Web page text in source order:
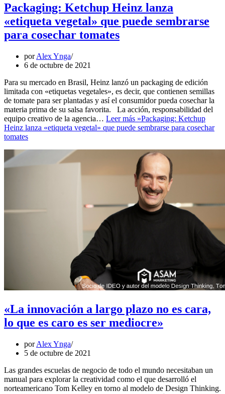
Packaging: Ketchup Heinz lanza
«etiqueta vegetal» que puede sembrarse
para cosechar tomates
porAlex Ynga
6 de octubre de 2021
Para su mercado en Brasil, Heinz lanzó un packaging de edición
limitada con «etiquetas vegetales», es decir, que contienen semillas
de tomate para ser plantadas y así el consumidor pueda cosechar la
materia prima de su salsa favorita. La acción, responsabilidad del
equipo creativo de la agencia… Leer más »Packaging: Ketchup
Heinz lanza «etiqueta vegetal» que puede sembrarse para cosechar
tomates
«La innovación a largo plazo no es cara,
lo que es caro es ser mediocre»
porAlex Ynga
5 de octubre de 2021
Las grandes escuelas de negocio de todo el mundo necesitaban un
manual para explorar la creatividad como el que desarrolló el
norteamericano Tom Kelley en torno al modelo de Design Thinking.